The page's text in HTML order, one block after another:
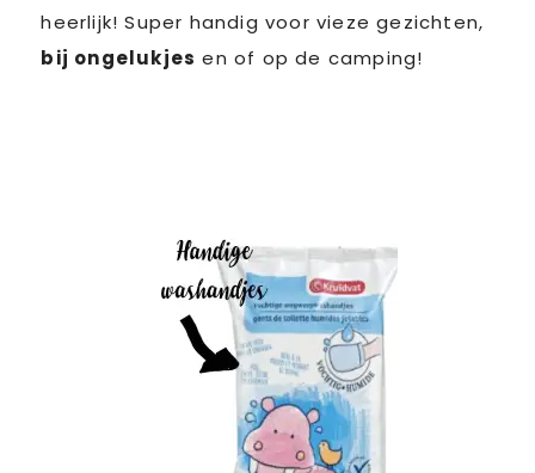
heerlijk! Super handig voor vieze gezichten,
bij ongelukjes en of op de camping!